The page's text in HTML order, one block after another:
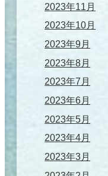
2023年11月
2023年10月
2023年9月
2023年8月
2023年7月
2023年6月
2023年5月
2023年4月
2023年3月